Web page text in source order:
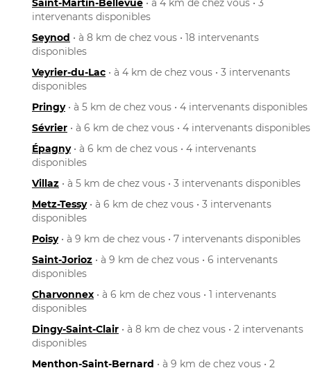
Saint-Martin-Bellevue • à 4 km de chez vous • 3
intervenants disponibles
Seynod • à 8 km de chez vous • 18 intervenants
disponibles
Veyrier-du-Lac • à 4 km de chez vous • 3 intervenants
disponibles
Pringy• à 5 km de chez vous • 4 intervenants disponibles
Sévrier • à 6 km de chez vous • 4 intervenants disponibles
Épagny• à 6 km de chez vous • 4 intervenants
disponibles
Villaz • à 5 km de chez vous • 3 intervenants disponibles
Metz-Tessy• à 6 km de chez vous • 3 intervenants
disponibles
Poisy• à 9 km de chez vous • 7 intervenants disponibles
Saint-Jorioz • à 9 km de chez vous • 6 intervenants
disponibles
Charvonnex • à 6 km de chez vous • 1 intervenants
disponibles
Dingy-Saint-Clair • à 8 km de chez vous • 2 intervenants
disponibles
Menthon-Saint-Bernard • à 9 km de chez vous • 2